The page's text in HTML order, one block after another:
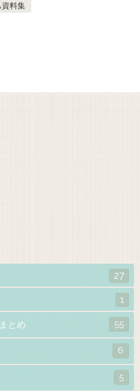
資料集
27
1
とめ 55
6
5